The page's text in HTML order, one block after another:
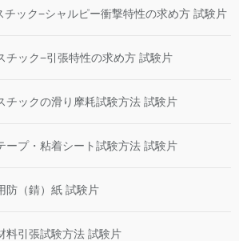
チック−シャルピー衝撃特性の求め方 試験片
チック−引張特性の求め方 試験片
チックの滑り摩耗試験方法 試験片
ープ・粘着シート試験方法 試験片
防（錆）紙 試験片
料引張試験方法 試験片